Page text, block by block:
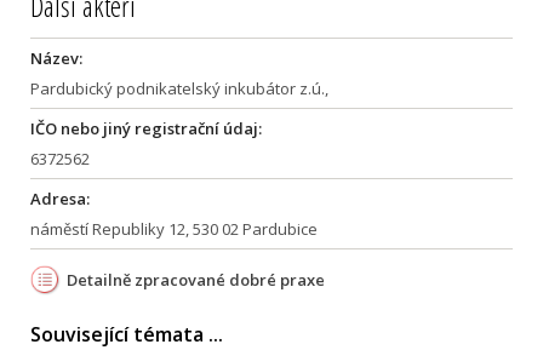
Název:
Pardubický podnikatelský inkubátor z.ú.,
IČO nebo jiný registrační údaj:
6372562
Adresa:
náměstí Republiky 12, 530 02 Pardubice
Detailně zpracované dobré praxe
Související témata ...